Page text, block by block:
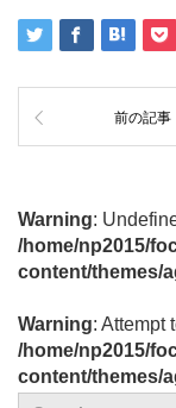
前の記事
Warning:
/home/np2015/
content/themes/
Warning: Attempt
/home/np2015/
content/themes/